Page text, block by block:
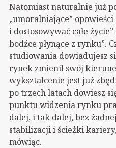
Natomiast naturalnie już
„umoralniające”
i dostosowywać całe
bodźce płynące z rynku”.
studiowania dowiadujesz
rynek zmienił swój
wykształcenie jest już
po trzech latach dowiesz
punktu widzenia rynku
dalej, i tak dalej, bez
stabilizacji i ścieżki
mówiąc.